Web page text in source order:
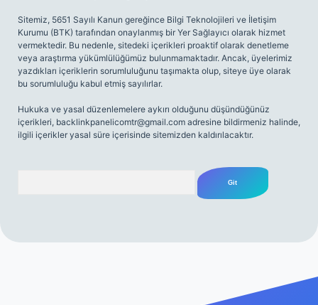
Sitemiz, 5651 Sayılı Kanun gereğince Bilgi Teknolojileri ve İletişim
Kurumu (BTK) tarafından onaylanmış bir Yer Sağlayıcı olarak hizmet
vermektedir. Bu nedenle, sitedeki içerikleri proaktif olarak denetleme
veya araştırma yükümlülüğümüz bulunmamaktadır. Ancak, üyelerimiz
yazdıkları içeriklerin sorumluluğunu taşımakta olup, siteye üye olarak
bu sorumluluğu kabul etmiş sayılırlar.
Hukuka ve yasal düzenlemelere aykırı olduğunu düşündüğünüz
içerikleri, backlinkpanelicomtr@gmail.com adresine bildirmeniz halinde,
ilgili içerikler yasal süre içerisinde sitemizden kaldırılacaktır.